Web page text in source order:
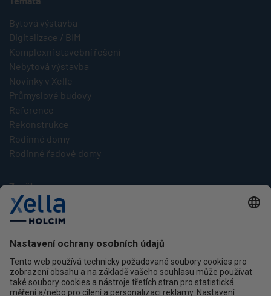
Bytová výstavba
Digitalizace / BIM
Komplexní stavební řešení
Nebytová výstavba
Novinky v Xelle
Průmyslové budovy
Reference
Rekonstrukce
Rodinné domy
Rodinné řadové domy
Značky
Multipor
Silka
Xella
Kontakt